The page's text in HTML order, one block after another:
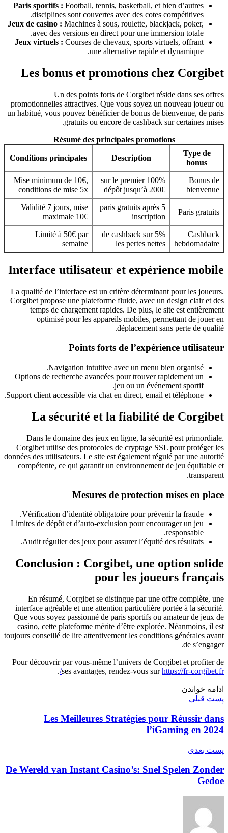
Paris sportifs : Football, tennis, basketball, et bien d’autres
disciplines sont couvertes avec des cotes compétitives.
Jeux de casino : Machines à sous, roulette, blackjack, poker,
avec des versions en direct pour une immersion totale.
Jeux virtuels : Courses de chevaux, sports virtuels, offrant
une alternative rapide et dynamique.
Les bonus et promotions chez Corgibet
Un des points forts de Corgibet réside dans ses offres
promotionnelles attractives. Que vous soyez un nouveau joueur ou
un habitué, vous pouvez bénéficier de bonus de bienvenue, de paris
gratuits ou encore de cashback sur certaines mises.
Résumé des principales promotions
Type de
bonus
Description
Conditions principales
Bonus de
bienvenue
100% sur le premier
dépôt jusqu’à 200€
Mise minimum de 10€,
conditions de mise 5x
Paris gratuits
5 paris gratuits après
inscription
Validité 7 jours, mise
maximale 10€
Cashback
hebdomadaire
5% de cashback sur
les pertes nettes
Limité à 50€ par
semaine
Interface utilisateur et expérience mobile
La qualité de l’interface est un critère déterminant pour les joueurs.
Corgibet propose une plateforme fluide, avec un design clair et des
temps de chargement rapides. De plus, le site est entièrement
optimisé pour les appareils mobiles, permettant de jouer en
déplacement sans perte de qualité.
Points forts de l’expérience utilisateur
Navigation intuitive avec un menu bien organisé.
Options de recherche avancées pour trouver rapidement un
jeu ou un événement sportif.
Support client accessible via chat en direct, email et téléphone.
La sécurité et la fiabilité de Corgibet
Dans le domaine des jeux en ligne, la sécurité est primordiale.
Corgibet utilise des protocoles de cryptage SSL pour protéger les
données des utilisateurs. Le site est également régulé par une autorité
compétente, ce qui garantit un environnement de jeu équitable et
transparent.
Mesures de protection mises en place
Vérification d’identité obligatoire pour prévenir la fraude.
Limites de dépôt et d’auto-exclusion pour encourager un jeu
responsable.
Audit régulier des jeux pour assurer l’équité des résultats.
Conclusion : Corgibet, une option solide
pour les joueurs français
En résumé, Corgibet se distingue par une offre complète, une
interface agréable et une attention particulière portée à la sécurité.
Que vous soyez passionné de paris sportifs ou amateur de jeux de
casino, cette plateforme mérite d’être explorée. Néanmoins, il est
toujours conseillé de lire attentivement les conditions générales avant
de s’engager.
Pour découvrir par vous-même l’univers de Corgibet et profiter de
ses avantages, rendez-vous surhttps://fr-corgibet.fr/
.
ادامه خواندن
پست قبلی
Les Meilleures Stratégies pour Réussir dans
l’iGaming en 2024
پست‌ بعدی
De Wereld van Instant Casino’s: Snel Spelen Zonder
Gedoe